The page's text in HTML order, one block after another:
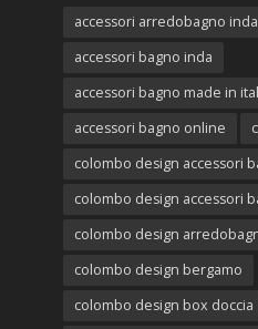
accessori arredobagno inda
accessori bagno inda
accessori bagno made in
accessori bagno online
colombo design accessori
colombo design accessori
colombo design
colombo design bergamo
colombo design box doccia